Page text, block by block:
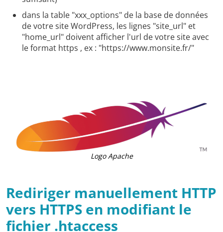
dans la table "xxx_options" de la base de données
de votre site WordPress, les lignes "site_url" et
"home_url" doivent afficher l'url de votre site avec
le format https , ex : "https://www.monsite.fr/"
Logo Apache
Rediriger manuellement HTTP
vers HTTPS en modifiant le
fichier .htaccess